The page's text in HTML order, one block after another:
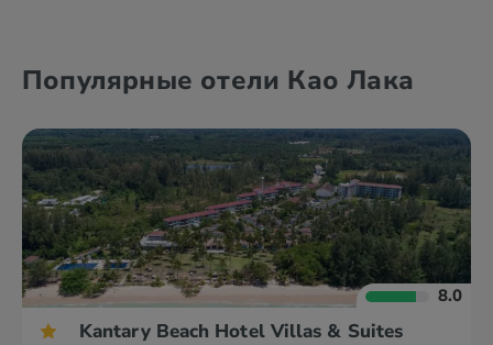
Популярные отели Као Лака
8.0
Kantary Beach Hotel Villas & Suites